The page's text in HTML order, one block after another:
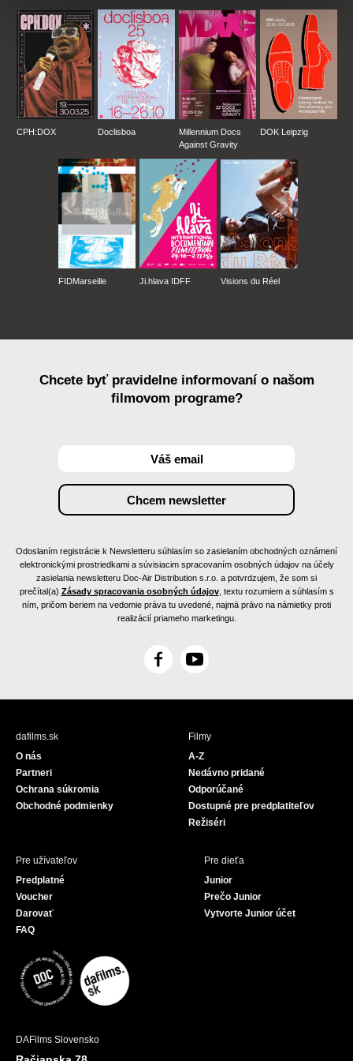
CPH:DOX Doclisboa
Millennium Docs
Against Gravity
DOK Leipzig
FIDMarseille Ji.hlava IDFF Visions du Réel
Chcete byť pravidelne informovaní o našom
filmovom programe?
Odoslaním registrácie k Newsletteru súhlasím so zasielaním obchodných oznámení
elektronickými prostriedkami a súvisiacim spracovaním osobných údajov na účely
zasielania newsletteru Doc-Air Distribution s.r.o. a potvrdzujem, že som si
prečítal(a) Zásady spracovania osobných údajov, textu rozumiem a súhlasím s
ním, pričom beriem na vedomie práva tu uvedené, najmä právo na námietky proti
realizácií priameho marketingu.
F
c
Y
u
e
dafilms.sk
O nás
Partneri
Ochrana súkromia
Obchodné podmienky
Filmy
A-Z
Nedávno pridané
Odporúčané
Dostupné pre predplatiteľov
Režiséri
Pre užívateľov
Predplatné
Voucher
Darovať
FAQ
Pre dieťa
Junior
Prečo Junior
Vytvorte Junior účet
DAFilms Slovensko